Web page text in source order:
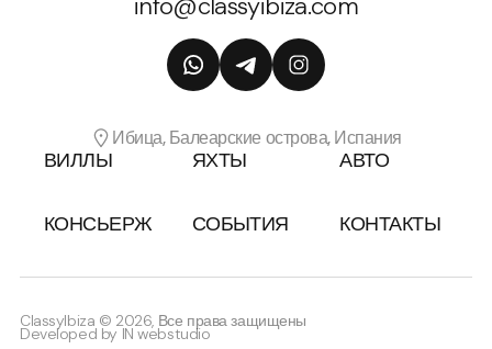
ВИЛЛЫ ЯХТЫ АВТО
КОНСЬЕРЖ СОБЫТИЯ КОНТАКТЫ
Ибица, Балеарские острова, Испания
ClassyIbiza © 2026, Все права защищены
Developed by IN webstudio